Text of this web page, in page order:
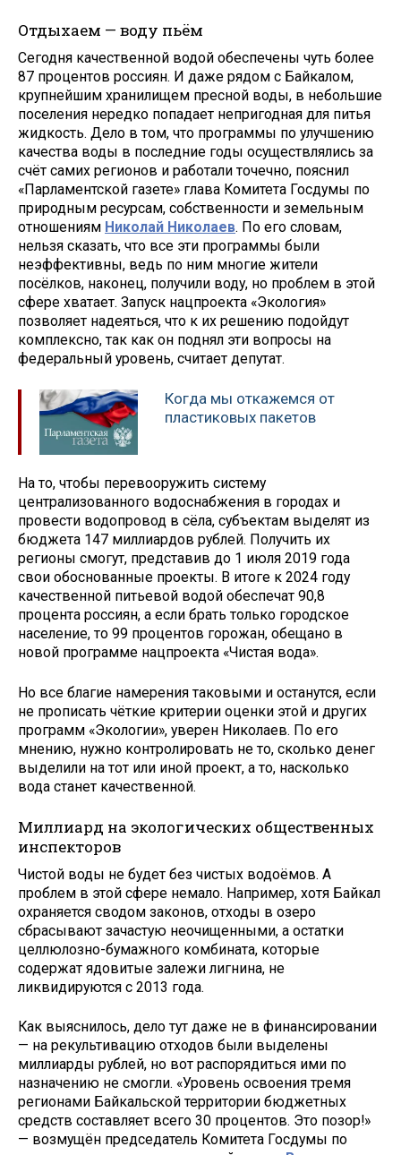
Отдыхаем — воду пьём
Сегодня качественной водой обеспечены чуть более
87 процентов россиян. И даже рядом с Байкалом,
крупнейшим хранилищем пресной воды, в небольшие
поселения нередко попадает непригодная для питья
жидкость. Дело в том, что программы по улучшению
качества воды в последние годы осуществлялись за
счёт самих регионов и работали точечно, пояснил
«Парламентской газете» глава Комитета Госдумы по
природным ресурсам, собственности и земельным
отношениям Николай Николаев. По его словам,
нельзя сказать, что все эти программы были
неэффективны, ведь по ним многие жители
посёлков, наконец, получили воду, но проблем в этой
сфере хватает. Запуск нацпроекта «Экология»
позволяет надеяться, что к их решению подойдут
комплексно, так как он поднял эти вопросы на
федеральный уровень, считает депутат.
Когда мы откажемся от
пластиковых пакетов
На то, чтобы перевооружить систему
централизованного водоснабжения в городах и
провести водопровод в сёла, субъектам выделят из
бюджета 147 миллиардов рублей. Получить их
регионы смогут, представив до 1 июля 2019 года
свои обоснованные проекты. В итоге к 2024 году
качественной питьевой водой обеспечат 90,8
процента россиян, а если брать только городское
население, то 99 процентов горожан, обещано в
новой программе нацпроекта «Чистая вода».
Но все благие намерения таковыми и останутся, если
не прописать чёткие критерии оценки этой и других
программ «Экологии», уверен Николаев. По его
мнению, нужно контролировать не то, сколько денег
выделили на тот или иной проект, а то, насколько
вода станет качественной.
Миллиард на экологических общественных
инспекторов
Чистой воды не будет без чистых водоёмов. А
проблем в этой сфере немало. Например, хотя Байкал
охраняется сводом законов, отходы в озеро
сбрасывают зачастую неочищенными, а остатки
целлюлозно-бумажного комбината, которые
содержат ядовитые залежи лигнина, не
ликвидируются с 2013 года.
Как выяснилось, дело тут даже не в финансировании
— на рекультивацию отходов были выделены
миллиарды рублей, но вот распорядиться ими по
назначению не смогли. «Уровень освоения тремя
регионами Байкальской территории бюджетных
средств составляет всего 30 процентов. Это позор!»
— возмущён председатель Комитета Госдумы по